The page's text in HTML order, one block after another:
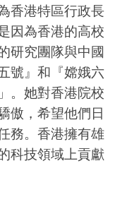
香港特區行政長
因為香港的高校
研究團隊與中國
號』和『嫦娥六
。她對香港院校
傲，希望他們日
務。香港擁有雄
科技領域上貢獻